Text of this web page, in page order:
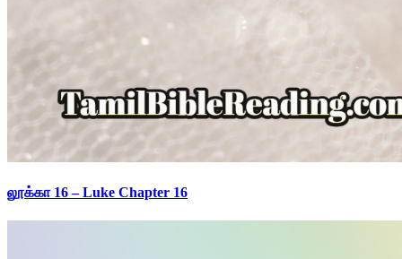
லூக்கா 16 – Luke Chapter 16